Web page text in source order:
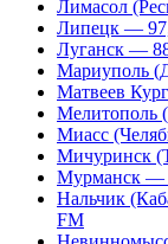
Лимасол
Липецк —
Луганск —
Мариуполь
Матвеев
Мелитополь
Миасс
Мичуринск
Мурманск —
Нальчик
FM